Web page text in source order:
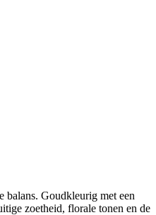
balans. Goudkleurig met een
zoetheid, florale tonen en de